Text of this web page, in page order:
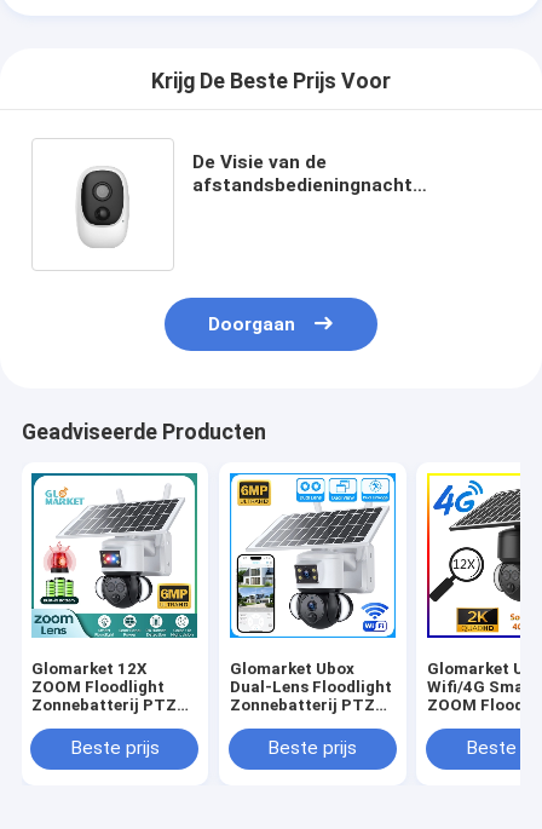
Krijg De Beste Prijs Voor
De Visie van de
afstandsbedieningnacht
Doorgaan
Geadviseerde Producten
Glomarket 12X
ZOOM Floodlight
Zonnebatterij PTZ
Wifi / 4G Ubox
Security Camera
Beste prijs
Glomarket Ubox
Dual-Lens Floodlight
Zonnebatterij PTZ
Wifi 4G Security PTZ
Camera
Beste prijs
Glomarket
Wifi/4G Smart
ZOOM
Camera 6MP
Mensen
Beste